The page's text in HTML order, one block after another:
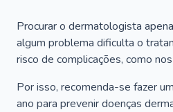
Procurar o dermatologista
algum problema dificulta o
risco de complicações, como
Por isso, recomenda-se fazer
ano para prevenir doenças